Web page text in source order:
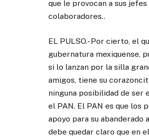
que le provocan a sus
colaboradores..
EL PULSO.- Por cierto, el
gubernatura mexiquense,
si lo lanzan por la silla
amigos, tiene su
ninguna posibilidad de ser
el PAN. El PAN es que los
apoyo para su abanderado
debe quedar claro que en